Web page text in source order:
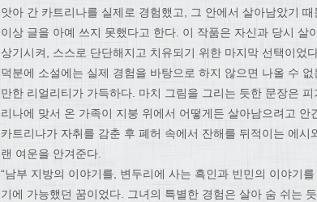
앗아 간 카트리나를 실제로 경험했고, 그 안에서 살아남았기
이상 글을 아예 쓰지 못했다고 한다. 이 작품은 자신과 당시 살
상기시켜, 스스로 단단해지고 치유되기 위한 마지막 선택이었
덕분에 소설에는 실제 경험을 바탕으로 하지 않으면 나올 수
만한 리얼리티가 가득하다. 마치 그림을 그리는 듯한 문장은
리나에 맞서 온 가족이 지붕 위에서 어떻게든 살아남으려고
카트리나가 자취를 감춘 후 폐허 속에서 잔해를 뒤적이는 에
랜 여운을 안겨준다.
“남부 지방의 이야기를, 변두리에 사는 흑인과 빈민의 이야기
기에 가능했던 꿈이었다. 그녀의 특별한 경험은 살아 숨 쉬는